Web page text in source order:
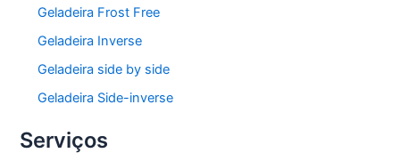
Geladeira Frost Free
Geladeira Inverse
Geladeira side by side
Geladeira Side-inverse
Serviços